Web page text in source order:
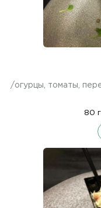
/огурцы, томаты,
80